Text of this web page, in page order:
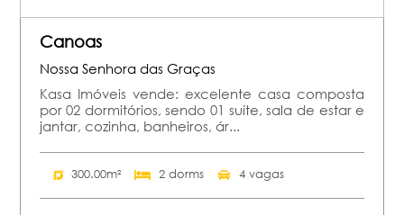
Canoas
Nossa Senhora das Graças
Kasa Imóveis vende: excelente casa composta
por 02 dormitórios, sendo 01 suíte, sala de estar e
jantar, cozinha, banheiros, ár...
300.00m² 2 dorms 4 vagas